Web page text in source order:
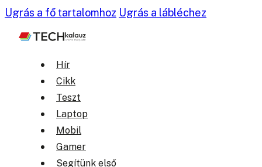
Ugrás a fő tartalomhoz Ugrás a lábléchez
Hír
Cikk
Teszt
Laptop
Mobil
Gamer
Segítünk első